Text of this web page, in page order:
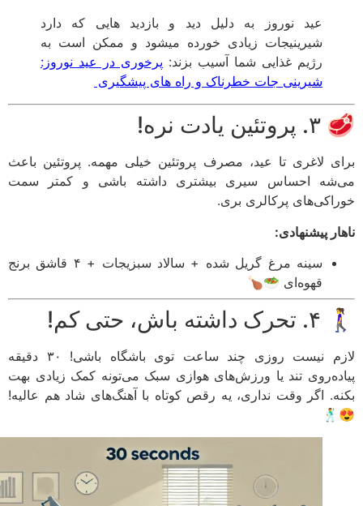
عید نوروز به دلیل دید و بازدید هایی که دارد
شیرینیجات زیادی خورده میشود و ممکن است به
رژیم غذایی شما آسیب بزند:پرخوری در عید نوروز:
شیرینی جات خطرناک و راه های پیشگیری
نره!
لاغری تا عید، مصرف پروتئین خیلی مهمه. پروتئین باعث
احساس سیری بیشتری داشته باشی و کمتر سمت
پرکالری بری.
پیشنهادی:
سینه مرغ گریل شده + سالاد سبزیجات + ۴ قاشق برنج
قهوه‌ای 🥗🍗
لازم نیست روزی چند ساعت توی باشگاه باشی! ۳۰ دقیقه
تند یا ورزش‌های هوازی سبک می‌تونه کمک زیادی بهت
اگر وقت نداری، یه رقص کوتاه با آهنگ‌های شاد هم عالیه!